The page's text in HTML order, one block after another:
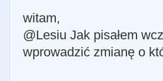
witam,
@Lesiu Jak pisałem
wprowadzić zmianę o